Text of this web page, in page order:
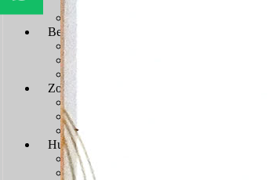
Berita
Zona Integritas
Kegiatan Pembangunan Zona Integritas
Hubungi Kami
Alamat Kantor
Dewan Redaksi